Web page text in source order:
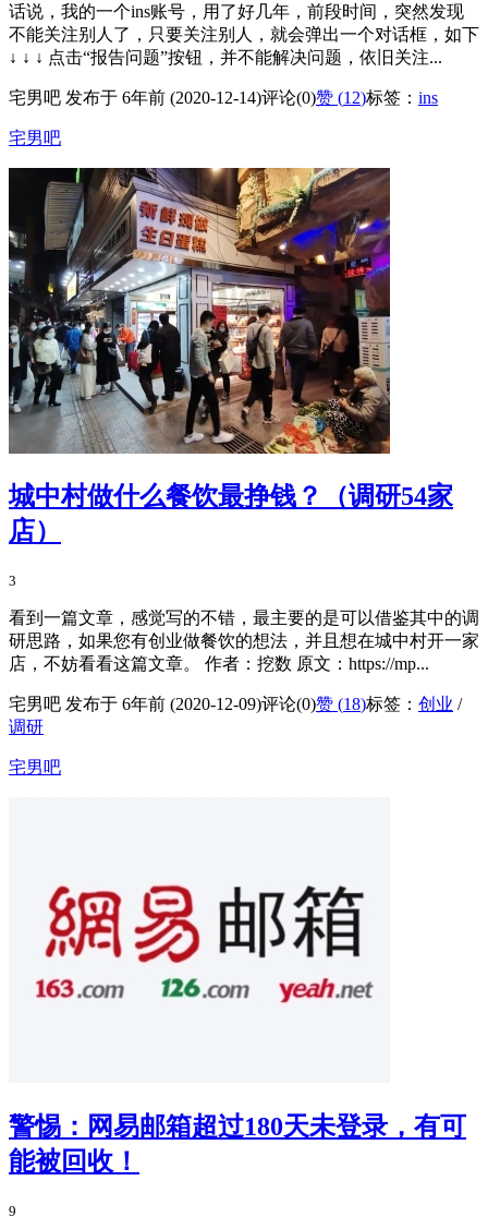
话说，我的一个ins账号，用了好几年，前段时间，突然发现
不能关注别人了，只要关注别人，就会弹出一个对话框，如下
↓ ↓ ↓ 点击“报告问题”按钮，并不能解决问题，依旧关注...
宅男吧 发布于 6年前 (2020-12-14)评论(0)赞 (12)标签： ins
宅男吧
城中村做什么餐饮最挣钱？（调研54家
店）
3
看到一篇文章，感觉写的不错，最主要的是可以借鉴其中的调
研思路，如果您有创业做餐饮的想法，并且想在城中村开一家
店，不妨看看这篇文章。 作者：挖数 原文：https://mp...
宅男吧 发布于 6年前 (2020-12-09)评论(0)赞 (18)标签： 创业 /
调研
宅男吧
警惕：网易邮箱超过180天未登录，有可
能被回收！
9